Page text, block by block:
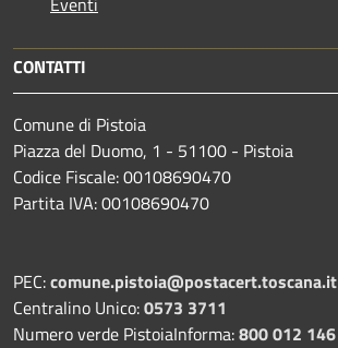
CONTATTI
Comune di Pistoia
Piazza del Duomo, 1 - 51100 - Pistoia
Codice Fiscale: 00108690470
Partita IVA: 00108690470
PEC:comune.pistoia@postacert.toscana.it
Centralino Unico:0573 3711
Numero verde PistoiaInforma:800 012 146